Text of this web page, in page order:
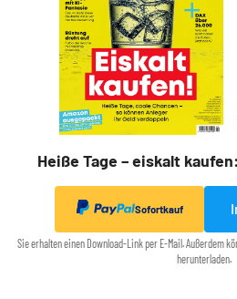
Heiße Tage – eiskalt
Sofortkauf
Sie erhalten einen Download-Link per E-Mail. Außerdem
herunterladen.